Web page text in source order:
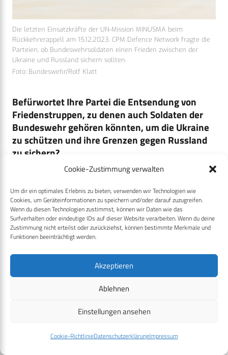
Cookie-Zustimmung verwalten
Um dir ein optimales Erlebnis zu bieten, verwenden wir Technologien wie
Cookies, um Geräteinformationen zu speichern und/oder darauf zuzugreifen.
Wenn du diesen Technologien zustimmst, können wir Daten wie das
Surfverhalten oder eindeutige IDs auf dieser Website verarbeiten. Wenn du deine
Zustimmung nicht erteilst oder zurückziehst, können bestimmte Merkmale und
Funktionen beeinträchtigt werden.
Akzeptieren
Ablehnen
Einstellungen ansehen
Cookie-RichtlinieDatenschutzerklärungImpressum
Die letzten Einsatzkräfte der UN-Mission MINUSMA beim
Rückkehrerappell am 15.12.2023. CPM Defence Network fragte die
Parteien, ob Bundeswehrsoldaten einen Frieden zwischen der
Ukraine und Russland sichern sollten.
Foto: Bundeswehr/Rolf Klatt
Befürwortet Ihre Partei die Entsendung von
Friedenstruppen, zu denen auch Soldaten der
Bundeswehr gehören könnten, um die Ukraine
zu schützen und ihre Grenzen gegen Russland
zu sichern?
AfD, Rüdiger Lucassen:
„Friedenstruppen an einer Waffenstillstandslinie müssten
von beiden Konfliktparteien akzeptiert werden. Die
Unterstützung der Ukraine durch die NATO und in
besonderem Maße durch die Bundesregierung war so
eindeutig, dass die Rolle der „neutralen Gewalt“ leider
verbaut wurde. In gleichem Maße kommen auch Staaten
aus dem Unterstützerumfeld der Russischen Föderation